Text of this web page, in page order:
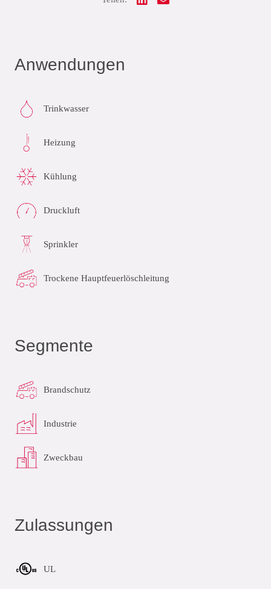
Anwendungen
Trinkwasser
Heizung
Kühlung
Druckluft
Sprinkler
Trockene Hauptfeuerlöschleitung
Segmente
Brandschutz
Industrie
Zweckbau
Zulassungen
UL